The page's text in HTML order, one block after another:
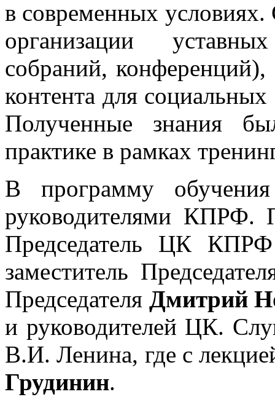
в современных
организации
собраний,
контента для социальных
Полученные знания
практике в рамках
В программу
руководителями КПРФ.
Председатель ЦК
заместитель
Председателя Дмитрий
и руководителей ЦК.
В.И. Ленина, где с
Грудинин.